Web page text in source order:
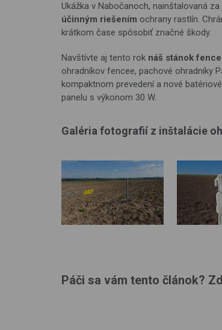
Ukážka v Nabočanoch, nainštalovaná
účinným riešením ochrany rastlín.
krátkom čase spôsobiť značné škody.
Navštívte aj tento rok náš stánok
ohradníkov fencee, pachové ohradníky
kompaktnom prevedení a nové
panelu s výkonom 30 W.
Galéria fotografií z inštalácie
Páči sa vám tento článok?